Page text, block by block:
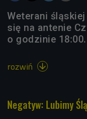
Weterani
się na antenie
o godzinie
rozwiń 
Negatyw: Lubimy